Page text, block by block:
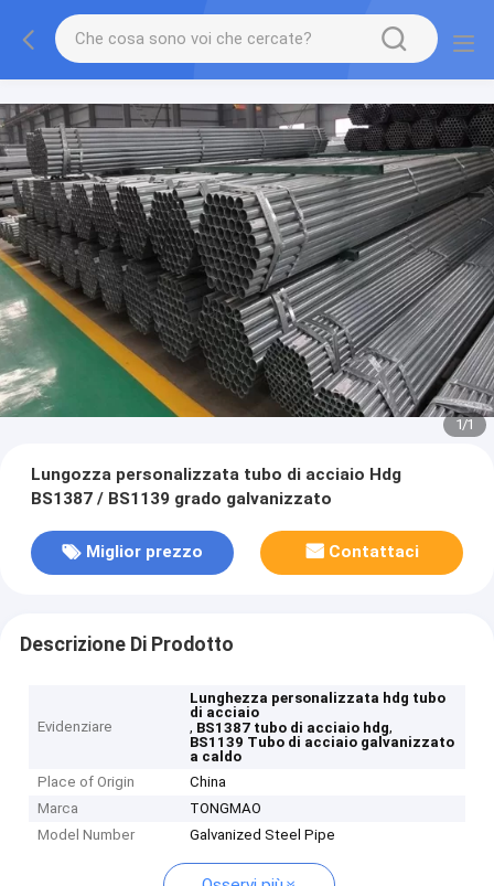
1/1
Lungozza personalizzata tubo di acciaio Hdg
BS1387 / BS1139 grado galvanizzato
Miglior prezzo Contattaci
Descrizione Di Prodotto
Evidenziare
Lunghezza personalizzata hdg tubo
di acciaio
, BS1387 tubo di acciaio hdg,
BS1139 Tubo di acciaio galvanizzato
a caldo
Place of Origin
China
Marca
TONGMAO
Model Number
Galvanized Steel Pipe